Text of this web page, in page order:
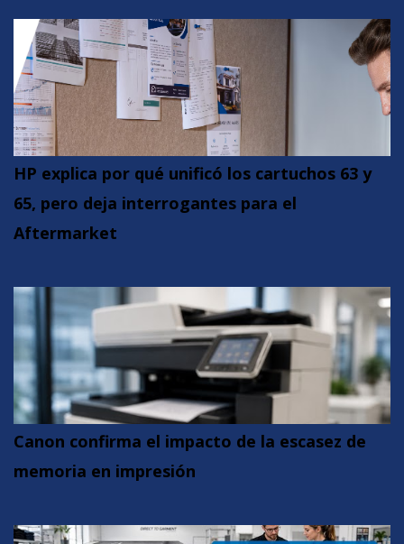
HP explica por qué unificó los cartuchos 63 y
65, pero deja interrogantes para el
Aftermarket
Canon confirma el impacto de la escasez de
memoria en impresión